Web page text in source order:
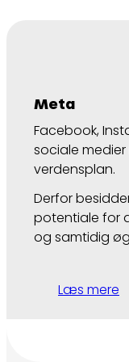
Meta
Facebook,
sociale
verdensplan.
Derfor
potentiale for
og samtidig
Læs mere